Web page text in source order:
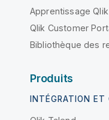
Apprentissage Qlik
Qlik Customer
Bibliothèque des
Produits
INTÉGRATION